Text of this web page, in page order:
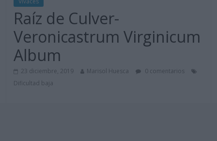
Raíz de Culver-
Veronicastrum Virginicum
Album
23 diciembre, 2019 Marisol Huesca
0 comentarios
Dificultad baja